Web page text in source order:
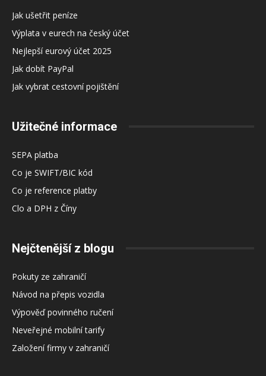
Jak ušetřit peníze
Výplata v eurech na český účet
Nejlepší eurový účet 2025
Jak dobít PayPal
Jak vybrat cestovní pojištění
Užitečné informace
SEPA platba
Co je SWIFT/BIC kód
Co je reference platby
Clo a DPH z Číny
Nejčtenější z blogu
Pokuty ze zahraničí
Návod na přepis vozidla
Výpověď povinného ručení
Neveřejné mobilní tarify
Založení firmy v zahraničí